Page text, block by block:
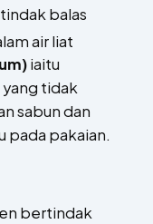
balas
air liat
iaitu
tidak
sabun dan
pada pakaian.
bertindak